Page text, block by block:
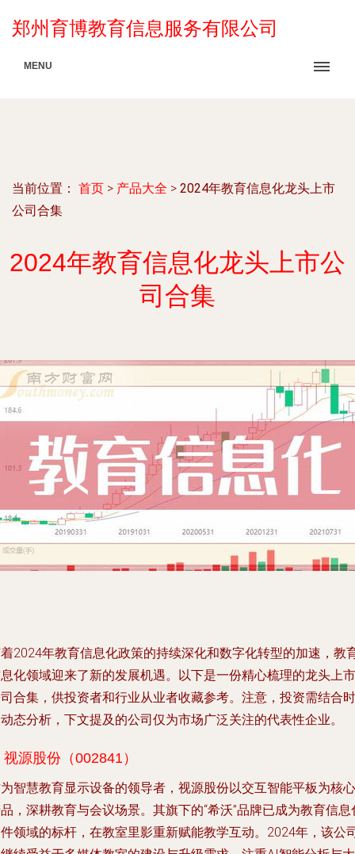
郑州育博教育信息服务有限公司
MENU
当前位置： 首页 > 产品大全 > 2024年教育信息化龙头上市
公司合集
2024年教育信息化龙头上市公
司合集
2024年教育信息化政策的持续深化和数字化转型的加速，教
化领域迎来了新的发展机遇。以下是一份精心梳理的龙头上市
合集，供投资者和行业从业者收藏参考。注意，投资需结合时
态分析，下文提及的公司仅为市场广泛关注的代表性企业。
视源股份（002841）
智慧教育显示设备的领导者，视源股份以交互智能平板为核心
，深耕教育与会议场景。其旗下的“希沃”品牌已成为教育信息
领域的标杆，在教室里影重新赋能教学互动。2024年，该公